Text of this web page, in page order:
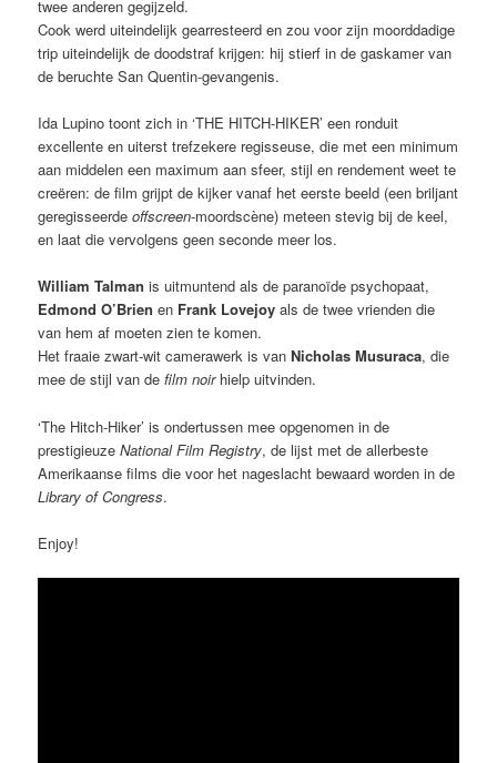
twee anderen gegijzeld.
Cook werd uiteindelijk gearresteerd en zou voor zijn moorddadige
trip uiteindelijk de doodstraf krijgen: hij stierf in de gaskamer van
de beruchte San Quentin-gevangenis.
Ida Lupino toont zich in ‘THE HITCH-HIKER’ een ronduit
excellente en uiterst trefzekere regisseuse, die met een minimum
aan middelen een maximum aan sfeer, stijl en rendement weet te
creëren: de film grijpt de kijker vanaf het eerste beeld (een briljant
geregisseerdeoffscreen-moordscène) meteen stevig bij de keel,
en laat die vervolgens geen seconde meer los.
William Talman is uitmuntend als de paranoïde psychopaat,
Edmond O’Brien en Frank Lovejoyals de twee vrienden die
van hem af moeten zien te komen.
Het fraaie zwart-wit camerawerk is vanNicholas Musuraca, die
mee de stijl van defilm noirhielp uitvinden.
‘The Hitch-Hiker’ is ondertussen mee opgenomen in de
prestigieuzeNational Film Registry, de lijst met de allerbeste
Amerikaanse films die voor het nageslacht bewaard worden in de
Library of Congress.
Enjoy!